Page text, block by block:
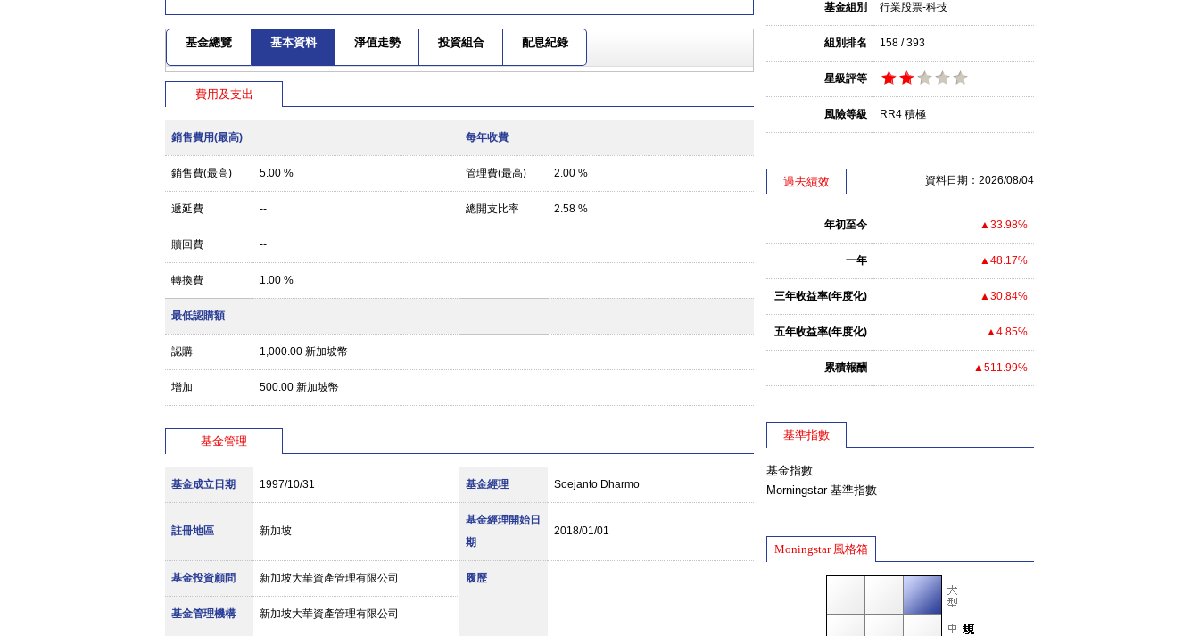
基金總覽 基本資料 淨值走勢 投資組合 配息紀錄
費用及支出
銷售費用(最高) 每年收費
銷售費(最高) 5.00 % 管理費(最高) 2.00 %
遞延費 -- 總開支比率 2.58 %
贖回費 --
轉換費 1.00 %
最低認購額
認購 1,000.00 新加坡幣
增加 500.00 新加坡幣
基金管理
基金成立日期 1997/10/31 基金經理 Soejanto Dharmo
註冊地區 新加坡
基金經理開始日
期
2018/01/01
基金投資顧問 新加坡大華資產管理有限公司 履歷
基金管理機構 新加坡大華資產管理有限公司
基金組別 行業股票-科技
組別排名 158 / 393
星級評等
風險等級 RR4 積極
過去績效 資料日期：2026/08/04
年初至今 ▲33.98%
一年 ▲48.17%
三年收益率(年度化) ▲30.84%
五年收益率(年度化) ▲4.85%
累積報酬 ▲511.99%
基準指數
基金指數
Morningstar 基準指數
Moningstar 風格箱